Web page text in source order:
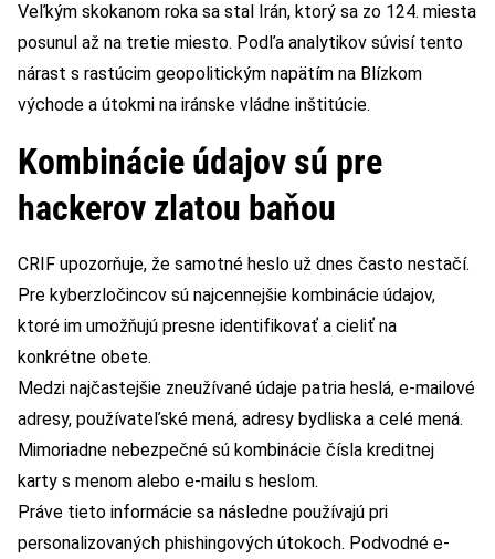
Veľkým skokanom roka sa stal Irán, ktorý sa zo 124. miesta
posunul až na tretie miesto. Podľa analytikov súvisí tento
nárast s rastúcim geopolitickým napätím na Blízkom
východe a útokmi na iránske vládne inštitúcie.
Kombinácie údajov sú pre
hackerov zlatou baňou
CRIF upozorňuje, že samotné heslo už dnes často nestačí.
Pre kyberzločincov sú najcennejšie kombinácie údajov,
ktoré im umožňujú presne identifikovať a cieliť na
konkrétne obete.
Medzi najčastejšie zneužívané údaje patria heslá, e-mailové
adresy, používateľské mená, adresy bydliska a celé mená.
Mimoriadne nebezpečné sú kombinácie čísla kreditnej
karty s menom alebo e-mailu s heslom.
Práve tieto informácie sa následne používajú pri
personalizovaných phishingových útokoch. Podvodné e-